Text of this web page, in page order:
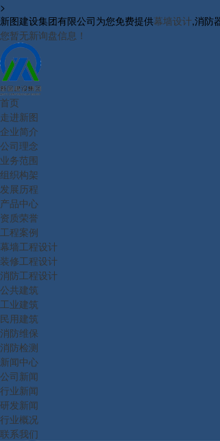
>
新图建设集团有限公司为您免费提供幕墙设计,消防
您暂无新询盘信息！
首页
走进新图
企业简介
公司理念
业务范围
组织构架
发展历程
产品中心
资质荣誉
工程案例
幕墙工程设计
装修工程设计
消防工程设计
公共建筑
工业建筑
民用建筑
消防维保
消防检测
新闻中心
公司新闻
行业新闻
研发新闻
行业概况
联系我们